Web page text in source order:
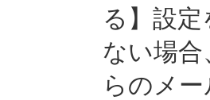
る】設
ない場
らのメ